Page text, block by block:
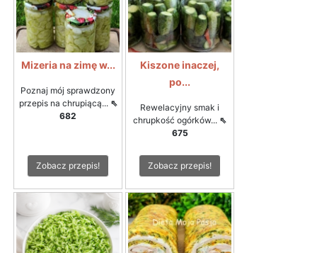
Mizeria na zimę w...
Poznaj mój sprawdzony
przepis na chrupiącą... ⇖
682
Zobacz przepis!
Kiszone inaczej,
po...
Rewelacyjny smak i
chrupkość ogórków... ⇖
675
Zobacz przepis!